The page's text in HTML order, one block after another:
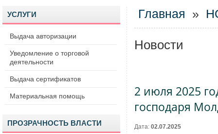
УСЛУГИ
Выдача авторизации
Уведомление о торговой
деятельности
Выдача сертификатов
Материальная помощь
ПРОЗРАЧНОСТЬ ВЛАСТИ
Главная »
Новости
2 июля 2025
господаря
Дата: 02.07.2025